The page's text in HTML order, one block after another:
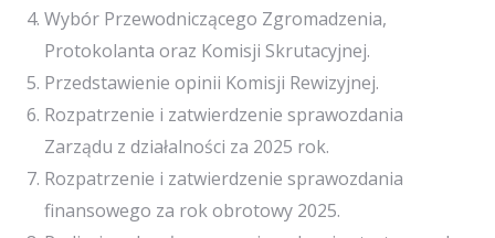
Wybór Przewodniczącego Zgromadzenia,
Protokolanta oraz Komisji Skrutacyjnej.
Przedstawienie opinii Komisji Rewizyjnej.
Rozpatrzenie i zatwierdzenie sprawozdania
Zarządu z działalności za 2025 rok.
Rozpatrzenie i zatwierdzenie sprawozdania
finansowego za rok obrotowy 2025.